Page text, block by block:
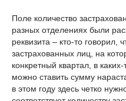
Поле количество
разных отделениях были
реквизита – кто-то говорил,
застрахованных лиц, на
конкретный квартал, в
можно ставить сумму
в этом году здесь четко